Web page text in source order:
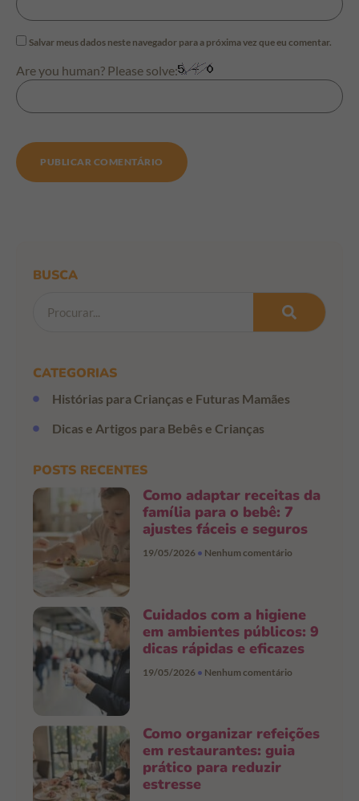
Salvar meus dados neste navegador para a próxima vez que eu comentar.
Are you human? Please solve:
BUSCA
CATEGORIAS
Histórias para Crianças e Futuras Mamães
Dicas e Artigos para Bebês e Crianças
POSTS RECENTES
Como adaptar receitas da
família para o bebê: 7
ajustes fáceis e seguros
19/05/2026 Nenhum comentário
Cuidados com a higiene
em ambientes públicos: 9
dicas rápidas e eficazes
19/05/2026 Nenhum comentário
Como organizar refeições
em restaurantes: guia
prático para reduzir
estresse